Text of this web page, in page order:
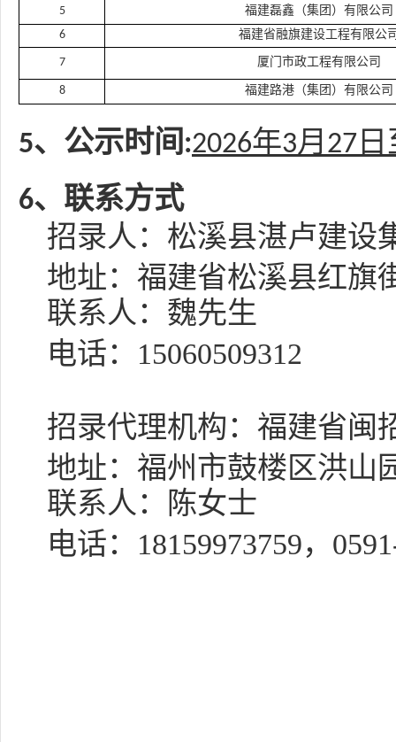
5
福建磊鑫（集团）有限公司
6
福建省融旗建设工程有限公
7 厦门市政工程有限公司
8 福建路港（集团）有限公司
5、公示时间:2026年3月 27
6、联系方式
招录人：松溪县湛卢建设
地址：福建省松溪县红旗
联系人：魏先生
电话： 15060509312
招录代理机构 ：福建省闽
地址：福州市鼓楼区洪山
联系人：陈女士
电话： 18159973759，